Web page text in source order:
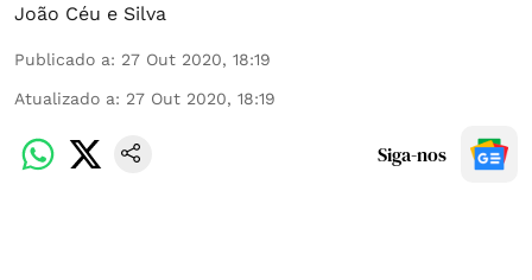
João Céu e Silva
Publicado a: 27 Out 2020, 18:19
Atualizado a: 27 Out 2020, 18:19
Siga-nos